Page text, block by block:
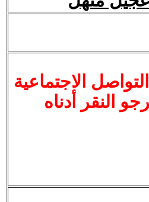
الاجتماعية
النقر أدناه